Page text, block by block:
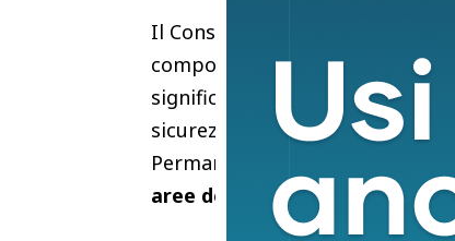
Il Consiglio ribadisce la
comporterebbe per la Piana e
significativi, presentando
sicurezza e della gestione del
Permangono inoltre
forti
aree densamente abitate